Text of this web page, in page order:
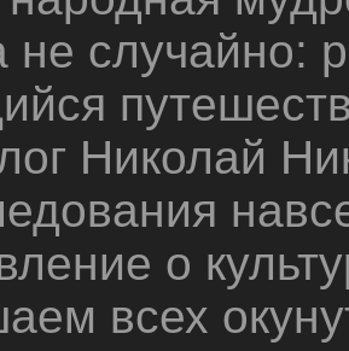
случайно:
Николай
о
всех